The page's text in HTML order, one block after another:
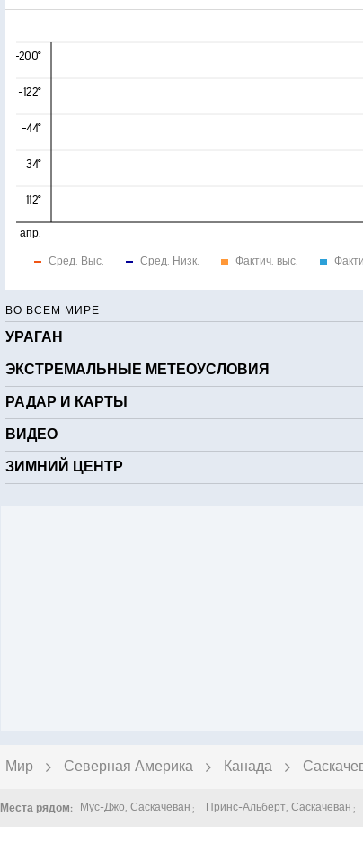
-200°
-122°
-44°
34°
112°
апр.
Сред. Выс. Сред. Низк. Фактич. выс.
ВО ВСЕМ МИРЕ
УРАГАН
ЭКСТРЕМАЛЬНЫЕ МЕТЕОУСЛОВИЯ
РАДАР И КАРТЫ
ВИДЕО
ЗИМНИЙ ЦЕНТР
Мир Северная Америка Канада
Места рядом: Мус-Джо, Саскачеван Принс-Альберт, Саскачеван